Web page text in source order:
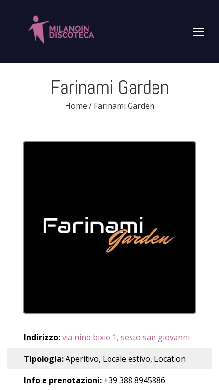
Farinami Garden
Home /Farinami Garden
Indirizzo:via nino bixio 1, sesto san giovanni
Tipologia:Aperitivo, Locale estivo, Location
Info e prenotazioni: +39 388 8945886